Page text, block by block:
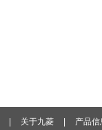
关于九菱 产品信